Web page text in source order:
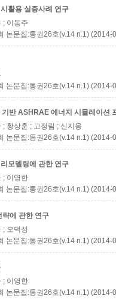
활용 실증사례 연구
; 이동주
논문집:통권26호(v.14 n.1) (2014-
논문집:통권26호(v.14 n.1) (2014-
반 ASHRAE 에너지 시뮬레이션
; 황상훈 ; 고정림 ; 신지웅
논문집:통권26호(v.14 n.1) (2014-
모델링에 관한 연구
; 이영한
논문집:통권26호(v.14 n.1) (2014-
략에 관한 연구
; 오덕성
논문집:통권26호(v.14 n.1) (2014-
; 이영한
논문집:통권26호(v.14 n.1) (2014-